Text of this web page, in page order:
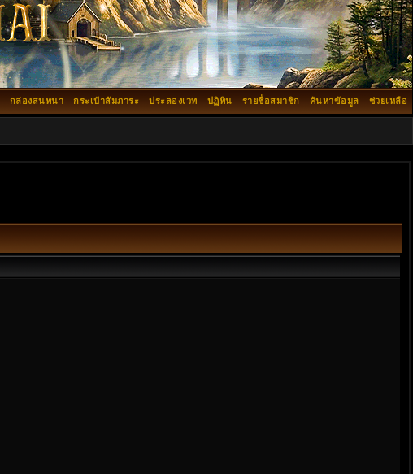
ช่วยเหลือ
ค้นหาข้อมูล
รายชื่อสมาชิก
ปฏิทิน
ประลองเวท
กระเป๋าสัมภาระ
กล่องสนทนา